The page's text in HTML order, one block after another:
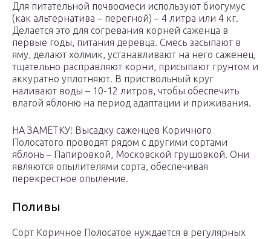
Для питательной почвосмеси используют биогумус
(как альтернатива – перегной) – 4 литра или 4 кг.
Делается это для согревания корней саженца в
первые годы, питания деревца. Смесь засыпают в
яму, делают холмик, устанавливают на него саженец,
тщательно расправляют корни, присыпают грунтом и
аккуратно уплотняют. В приствольный круг
наливают воды – 10-12 литров, чтобы обеспечить
влагой яблоню на период адаптации и приживания.
НА ЗАМЕТКУ! Высадку саженцев Коричного
Полосатого проводят рядом с другими сортами
яблонь – Папировкой, Московской грушовкой. Они
являются опылителями сорта, обеспечивая
перекрестное опыление.
Поливы
Сорт Коричное Полосатое нуждается в регулярных